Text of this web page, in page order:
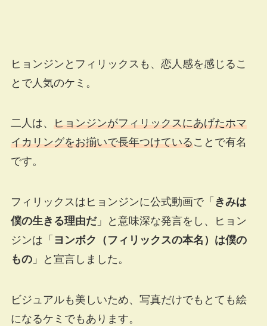
ヒョンジンとフィリックスも、恋人感を感じるこ
とで人気のケミ。
二人は、 ヒョンジンがフィリックスにあげたホマ
イカリングをお揃いで長年つけていることで有名
です。
フィリックスはヒョンジンに公式動画で「 きみは
僕の生きる理由だ」と意味深な発言をし、ヒョン
ジンは「 ヨンボク（フィリックスの本名）は僕の
もの」と宣言しました。
ビジュアルも美しいため、写真だけでもとても絵
になるケミでもあります。